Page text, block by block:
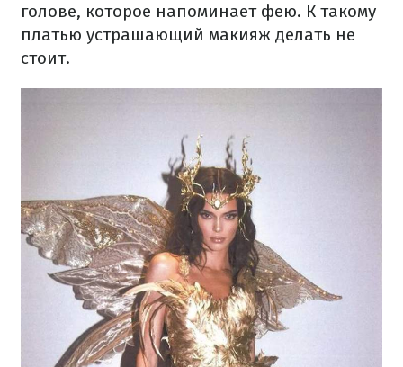
голове, которое напоминает фею. К такому
платью устрашающий макияж делать не
стоит.